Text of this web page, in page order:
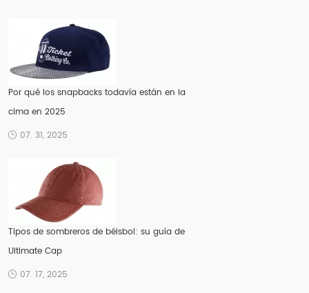
Por qué los snapbacks todavía están en la
cima en 2025
07. 31, 2025
Tipos de sombreros de béisbol: su guía de
Ultimate Cap
07. 17, 2025